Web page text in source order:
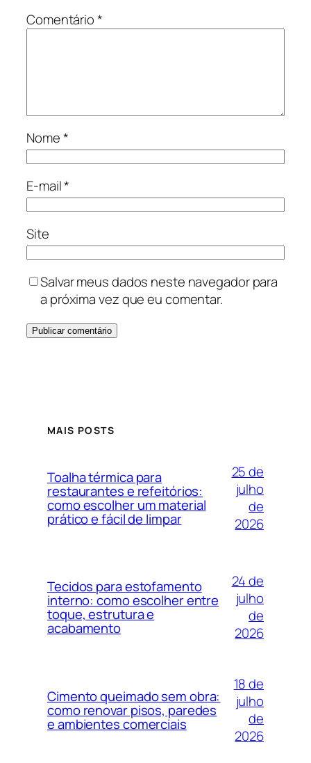
Comentário*
Nome*
E-mail*
Site
Salvar meus dados neste navegador para
a próxima vez que eu comentar.
MAIS POSTS
Toalha térmica para
restaurantes e refeitórios:
como escolher um material
prático e fácil de limpar
25 de
julho
de
2026
Tecidos para estofamento
interno: como escolher entre
toque, estrutura e
acabamento
24 de
julho
de
2026
Cimento queimado sem obra:
como renovar pisos, paredes
e ambientes comerciais
18 de
julho
de
2026